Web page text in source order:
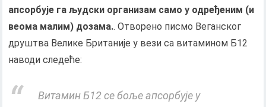
апсорбује га људски организам само у одређеним (и
веома малим) дозама.. Отворено писмо Веганског
друштва Велике Британије у вези са витамином Б12
наводи следеће:
Витамин Б12 се боље апсорбује у